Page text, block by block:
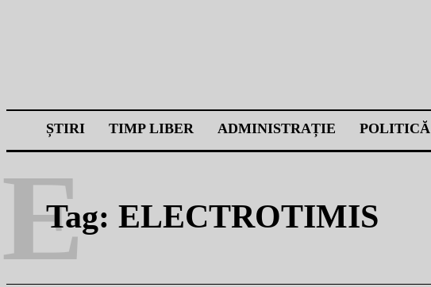
ȘTIRI TIMP LIBER ADMINISTRAȚIE POLITICĂ
Tag: ELECTROTIMIS
E